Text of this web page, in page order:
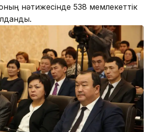
нәтижесінде 538 мемлекеттік